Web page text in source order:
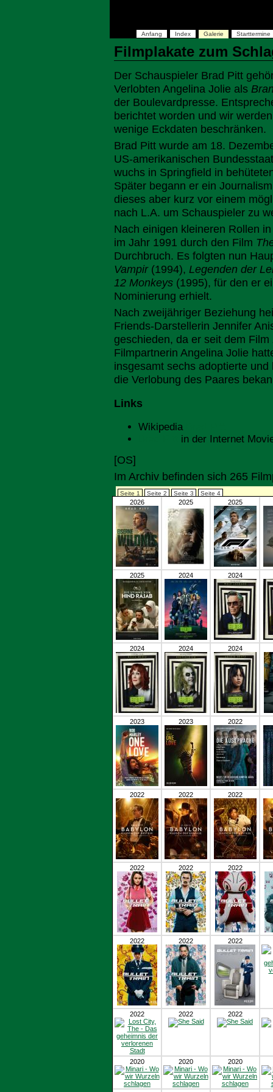
Anfang Index Galerie Starttermine
Filmplakate zum
Der Schauspieler Brad Pitt
Verlobten Angelina Jolie als
der Boulevardpresse.
berichtet worden und wir
wenige Eckdaten beschränken.
Brad Pitt wurde am 18.
US-amerikanischen
wuchs in Springfield in
Später begann er ein
dieses aber kurz vor einem
nach L.A. um Schauspieler zu
Nach einigen kleineren Rollen
im Jahr 1991 durch den Film
Durchbruch. Es folgten nun
Vampir(1994), Legenden der
12 Monkeys (1995), für den er
Nominierung erhielt.
Nach zweijähriger Beziehung
Friends-Darstellerin Jennifer
geschieden, da er seit dem Film
Filmpartnerin Angelina Jolie
insgesamt sechs adoptierte
die Verlobung des Paares
Links
Wikipedia
in der Internet
[OS]
Im Archiv befinden sich 265
Seite 1 Seite 2 Seite 3 Seite 4
2026 2025 2025
2025 2024 2024
2024 2024 2024
2023 2023 2022
2022 2022 2022
2022 2022 2022
2022 2022 2022
2022 2022 2022
2020 2020 2020